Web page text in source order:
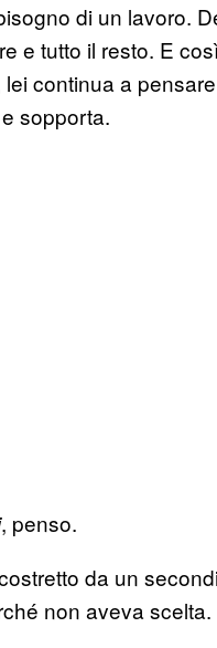
di un lavoro.
e tutto il resto. E
continua a
sopporta.
, penso.
da un
non aveva scelta.